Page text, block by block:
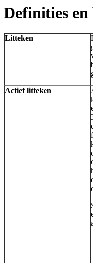
Definities en
Litteken
Actief litteken